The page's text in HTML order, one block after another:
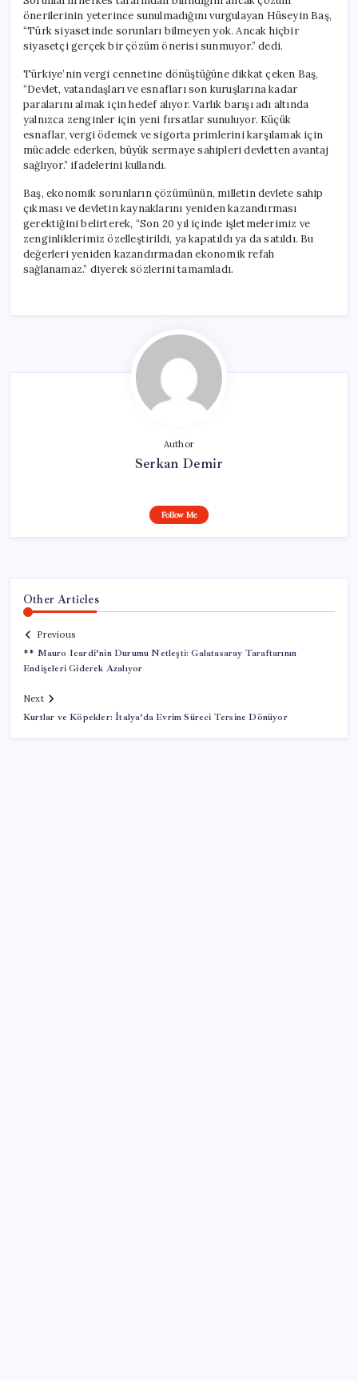
önerilerinin yeterince sunulmadığını vurgulayan Hüseyin Baş,
“Türk siyasetinde sorunları bilmeyen yok. Ancak hiçbir
siyasetçi gerçek bir çözüm önerisi sunmuyor.” dedi.
Türkiye’nin vergi cennetine dönüştüğüne dikkat çeken Baş,
“Devlet, vatandaşları ve esnafları son kuruşlarına kadar
paralarını almak için hedef alıyor. Varlık barışı adı altında
yalnızca zenginler için yeni fırsatlar sunuluyor. Küçük
esnaflar, vergi ödemek ve sigorta primlerini karşılamak için
mücadele ederken, büyük sermaye sahipleri devletten avantaj
sağlıyor.” ifadelerini kullandı.
Baş, ekonomik sorunların çözümünün, milletin devlete sahip
çıkması ve devletin kaynaklarını yeniden kazandırması
gerektiğini belirterek, “Son 20 yıl içinde işletmelerimiz ve
zenginliklerimiz özelleştirildi, ya kapatıldı ya da satıldı. Bu
değerleri yeniden kazandırmadan ekonomik refah
sağlanamaz.” diyerek sözlerini tamamladı.
Author
Serkan Demir
Follow Me
Other Articles
Previous
** Mauro Icardi’nin Durumu Netleşti: Galatasaray Taraftarının
Endişeleri Giderek Azalıyor
Next
Kurtlar ve Köpekler: İtalya’da Evrim Süreci Tersine Dönüyor